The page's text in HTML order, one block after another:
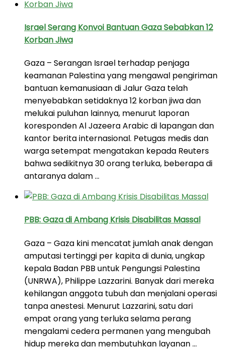
Israel Serang Konvoi Bantuan Gaza Sebabkan 12
Korban Jiwa
Gaza – Serangan Israel terhadap penjaga
keamanan Palestina yang mengawal pengiriman
bantuan kemanusiaan di Jalur Gaza telah
menyebabkan setidaknya 12 korban jiwa dan
melukai puluhan lainnya, menurut laporan
koresponden Al Jazeera Arabic di lapangan dan
kantor berita internasional. Petugas medis dan
warga setempat mengatakan kepada Reuters
bahwa sedikitnya 30 orang terluka, beberapa di
antaranya dalam …
PBB: Gaza di Ambang Krisis Disabilitas Massal
Gaza – Gaza kini mencatat jumlah anak dengan
amputasi tertinggi per kapita di dunia, ungkap
kepala Badan PBB untuk Pengungsi Palestina
(UNRWA), Philippe Lazzarini. Banyak dari mereka
kehilangan anggota tubuh dan menjalani operasi
tanpa anestesi. Menurut Lazzarini, satu dari
empat orang yang terluka selama perang
mengalami cedera permanen yang mengubah
hidup mereka dan membutuhkan layanan …